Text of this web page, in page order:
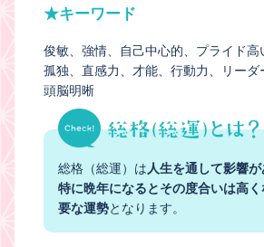
★キーワード
俊敏 強情 自己中心的 プライド高
孤独
直感力 才能 行動力 リーダ
頭脳明晰
総格（総運）は 人生を通して影響が
特に晩年になるとその度合いは高
要な運勢となります。